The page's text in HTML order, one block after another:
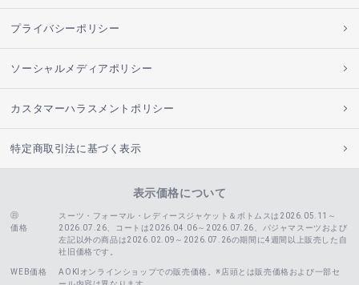
プライバシーポリシー
ソーシャルメディアポリシー
カスタマーハラスメントポリシー
特定商取引法に基づく表示
表示価格について
価格
スーツ・フォーマル・レディースジャケット＆ボトムスは2026.05.11～
2026.07.26、コートは2026.04.06～2026.07.26、
パジャマスーツおよび
左記以外の商品は2026.02.09～2026.07.26の期間に4週間以上販売した自
社旧価格です。
WEB価格
AOKIオンラインショップでの販売価格。※店頭とは販売価格および一部セ